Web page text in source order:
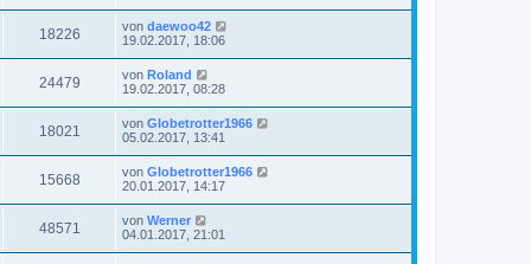
18226 von daewoo42
19.02.2017, 18:06
24479 von Roland
19.02.2017, 08:28
18021 von Globetrotter1966
05.02.2017, 13:41
15668 von Globetrotter1966
20.01.2017, 14:17
48571 von Werner
04.01.2017, 21:01